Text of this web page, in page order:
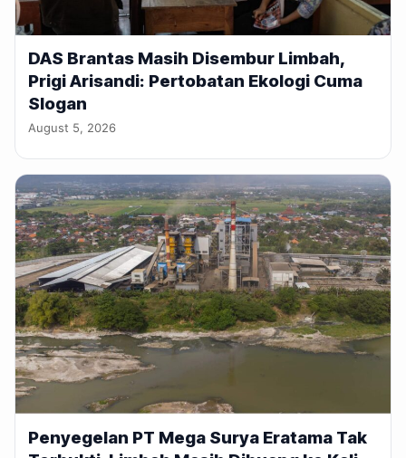
DAS Brantas Masih Disembur Limbah,
Prigi Arisandi: Pertobatan Ekologi Cuma
Slogan
August 5, 2026
Penyegelan PT Mega Surya Eratama Tak